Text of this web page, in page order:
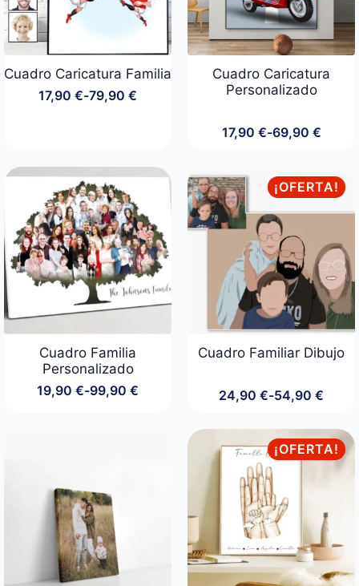
Cuadro Caricatura Familia
17,90 €-79,90 €
Rango
hasta
79,90 €
Cuadro Caricatura
Personalizado
17,90 €-69,90 €
Rango
desde
17,90 €
hasta
69,90 €
Cuadro Familia
Personalizado
19,90 €-99,90 €
Rango
99,90 €
¡OFERTA!
Cuadro Familiar Dibujo
24,90 €-54,90 €
Rango
precios:
desde
24,90 €
hasta
54,90 €
¡OFERTA!